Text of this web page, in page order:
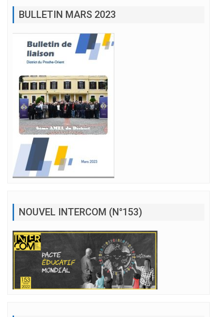
BULLETIN MARS 2023
NOUVEL INTERCOM (N°153)